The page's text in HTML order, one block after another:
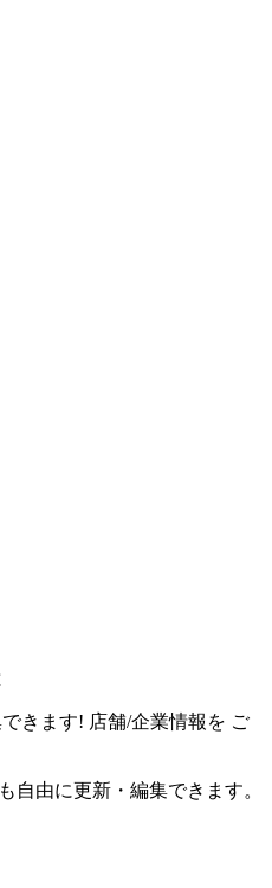
きます! 店舗/企業情報を ご
自由に更新・編集できます。